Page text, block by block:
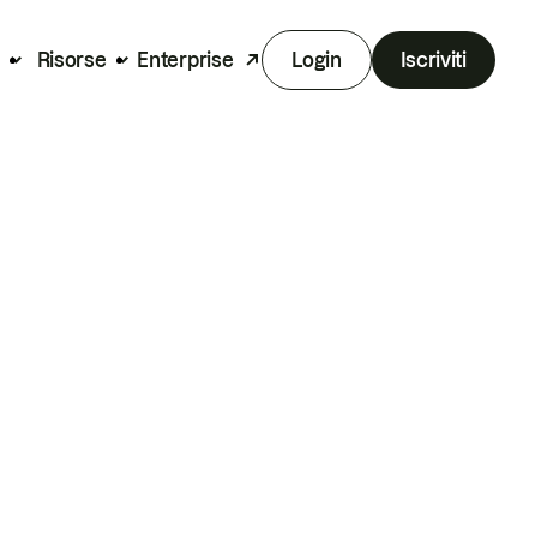
Risorse Enterprise Login Iscriviti